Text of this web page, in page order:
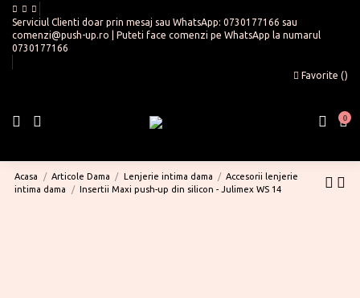
Serviciul Clienti doar prin mesaj sau WhatsApp: 0730177166 sau
comenzi@push-up.ro | Puteti face comenzi pe WhatsApp la numarul
0730177166
Favorite ()
0
Acasa Articole Dama Lenjerie intima dama
Accesorii lenjerie
intima dama
Insertii Maxi push-up din silicon - Julimex WS 14